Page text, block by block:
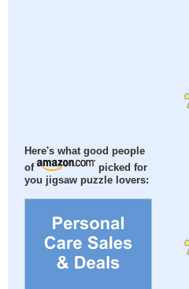
Here's what good people
of
picked for
you jigsaw puzzle lovers: